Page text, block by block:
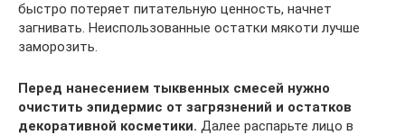
быстро потеряет питательную ценность, начнет
загнивать. Неиспользованные остатки мякоти лучше
заморозить.
Перед нанесением тыквенных смесей нужно
очистить эпидермис от загрязнений и остатков
декоративной косметики. Далее распарьте лицо в